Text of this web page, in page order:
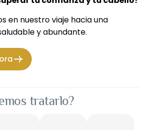
en nuestro viaje hacia una
y abundante.
tratarlo?